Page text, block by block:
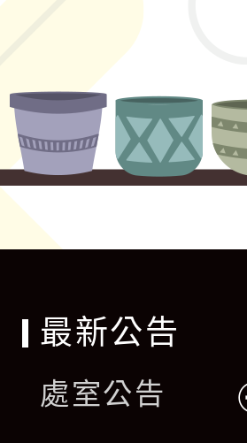
最新公告
處室公告